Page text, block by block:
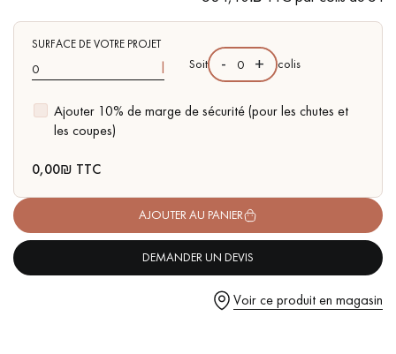
pas dans le choix et la pose de votre parquet.
Un expert Décoplus Parquets vous appelle
Demandez un rendez-vous personnalisé
SURFACE DE VOTRE PROJET
l
Ajouter 10% de marge de sécurité (pour les chutes et
les coupes)
Soit - + colis
0,00₪ TTC
AJOUTER AU PANIER
DEMANDER UN DEVIS
Voir ce produit en magasin